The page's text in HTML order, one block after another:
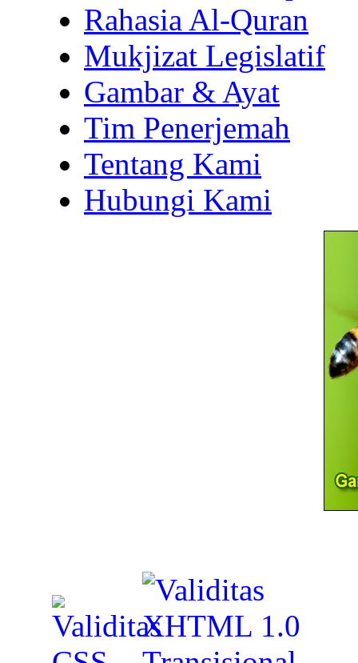
Rahasia Al-Quran
Mukjizat Legislatif
Gambar & Ayat
Tim Penerjemah
Tentang Kami
Hubungi Kami